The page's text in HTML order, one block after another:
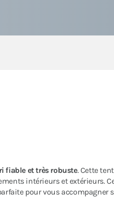
fiable et très robuste. Cette
intérieurs et extérieurs.
pour vous accompagner